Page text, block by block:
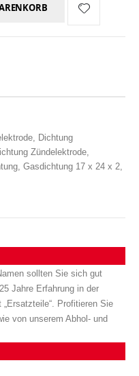
Dichtung
Zündelektrode,
Gasdichtung 17 x 24 x 2,
sollten Sie sich gut
Jahre Erfahrung in der
Profitieren Sie
von unserem Abhol- und